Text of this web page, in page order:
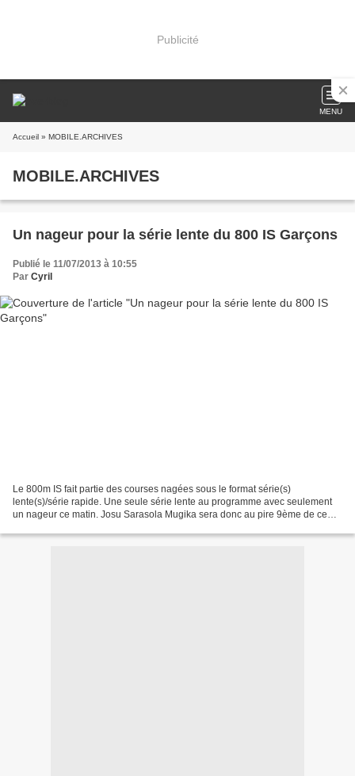
Publicité
MENU
Accueil » MOBILE.ARCHIVES
MOBILE.ARCHIVES
Un nageur pour la série lente du 800 IS Garçons
Publié le 11/07/2013 à 10:55
Par Cyril
Le 800m IS fait partie des courses nagées sous le format série(s)
lente(s)/série rapide. Une seule série lente au programme avec seulement
un nageur ce matin. Josu Sarasola Mugika sera donc au pire 9ème de ce